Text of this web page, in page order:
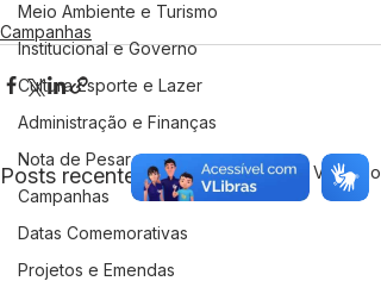
Meio Ambiente e Turismo
Institucional e Governo
Cultura Esporte e Lazer
Administração e Finanças
Nota de Pesar
Campanhas
Datas Comemorativas
Projetos e Emendas
Campanhas
Posts recentes Ver tudo